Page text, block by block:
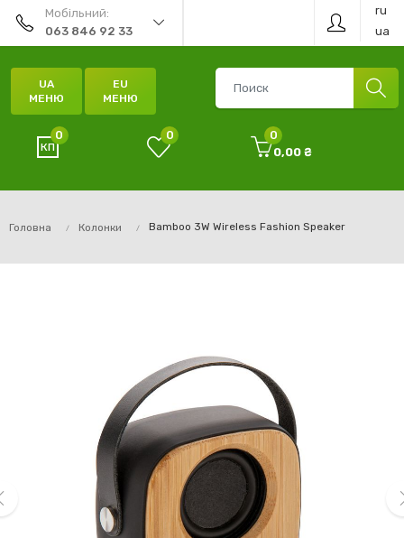
Мобільний:
063 846 92 33
ru
ua
UA
МЕНЮ
EU
МЕНЮ
0 0
0
0,00 ₴
Головна Колонки Bamboo 3W Wireless Fashion Speaker